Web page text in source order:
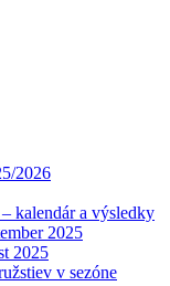
2026
kalendár a výsledky
2025
2025
v sezóne